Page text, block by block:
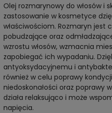
Olej rozmarynowy do włosów i
zastosowanie w kosmetyce
właściwościom. Rozmaryn jest
pobudzające oraz
wzrostu włosów, wzmacnia
zapobiegać ich wypadaniu.
antyoksydacyjnemu i
również w celu poprawy
niedoskonałości oraz poprawy
działa relaksująco i może
napięcia.